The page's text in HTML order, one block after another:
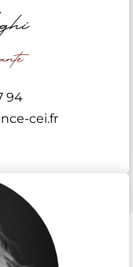
94
cei.fr